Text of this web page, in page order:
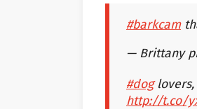
#barkcam
— Brittany
#doglovers,
http://t.co/